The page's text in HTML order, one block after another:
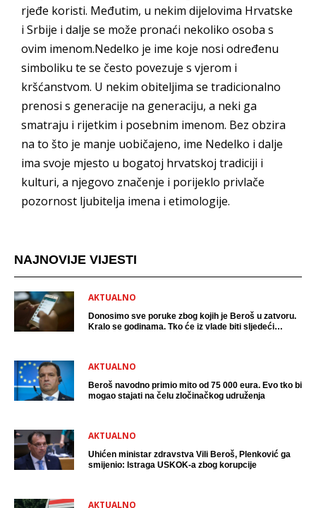
rjeđe koristi. Međutim, u nekim dijelovima Hrvatske
i Srbije i dalje se može pronaći nekoliko osoba s
ovim imenom.Nedelko je ime koje nosi određenu
simboliku te se često povezuje s vjerom i
kršćanstvom. U nekim obiteljima se tradicionalno
prenosi s generacije na generaciju, a neki ga
smatraju i rijetkim i posebnim imenom. Bez obzira
na to što je manje uobičajeno, ime Nedelko i dalje
ima svoje mjesto u bogatoj hrvatskoj tradiciji i
kulturi, a njegovo značenje i porijeklo privlače
pozornost ljubitelja imena i etimologije.
NAJNOVIJE VIJESTI
AKTUALNO
Donosimo sve poruke zbog kojih je Beroš u zatvoru.
Kralo se godinama. Tko će iz vlade biti sljedeći
AKTUALNO
Beroš navodno primio mito od 75 000 eura. Evo tko bi
mogao stajati na čelu zločinačkog udruženja
AKTUALNO
Uhićen ministar zdravstva Vili Beroš, Plenković ga
smijenio: Istraga USKOK-a zbog korupcije
AKTUALNO